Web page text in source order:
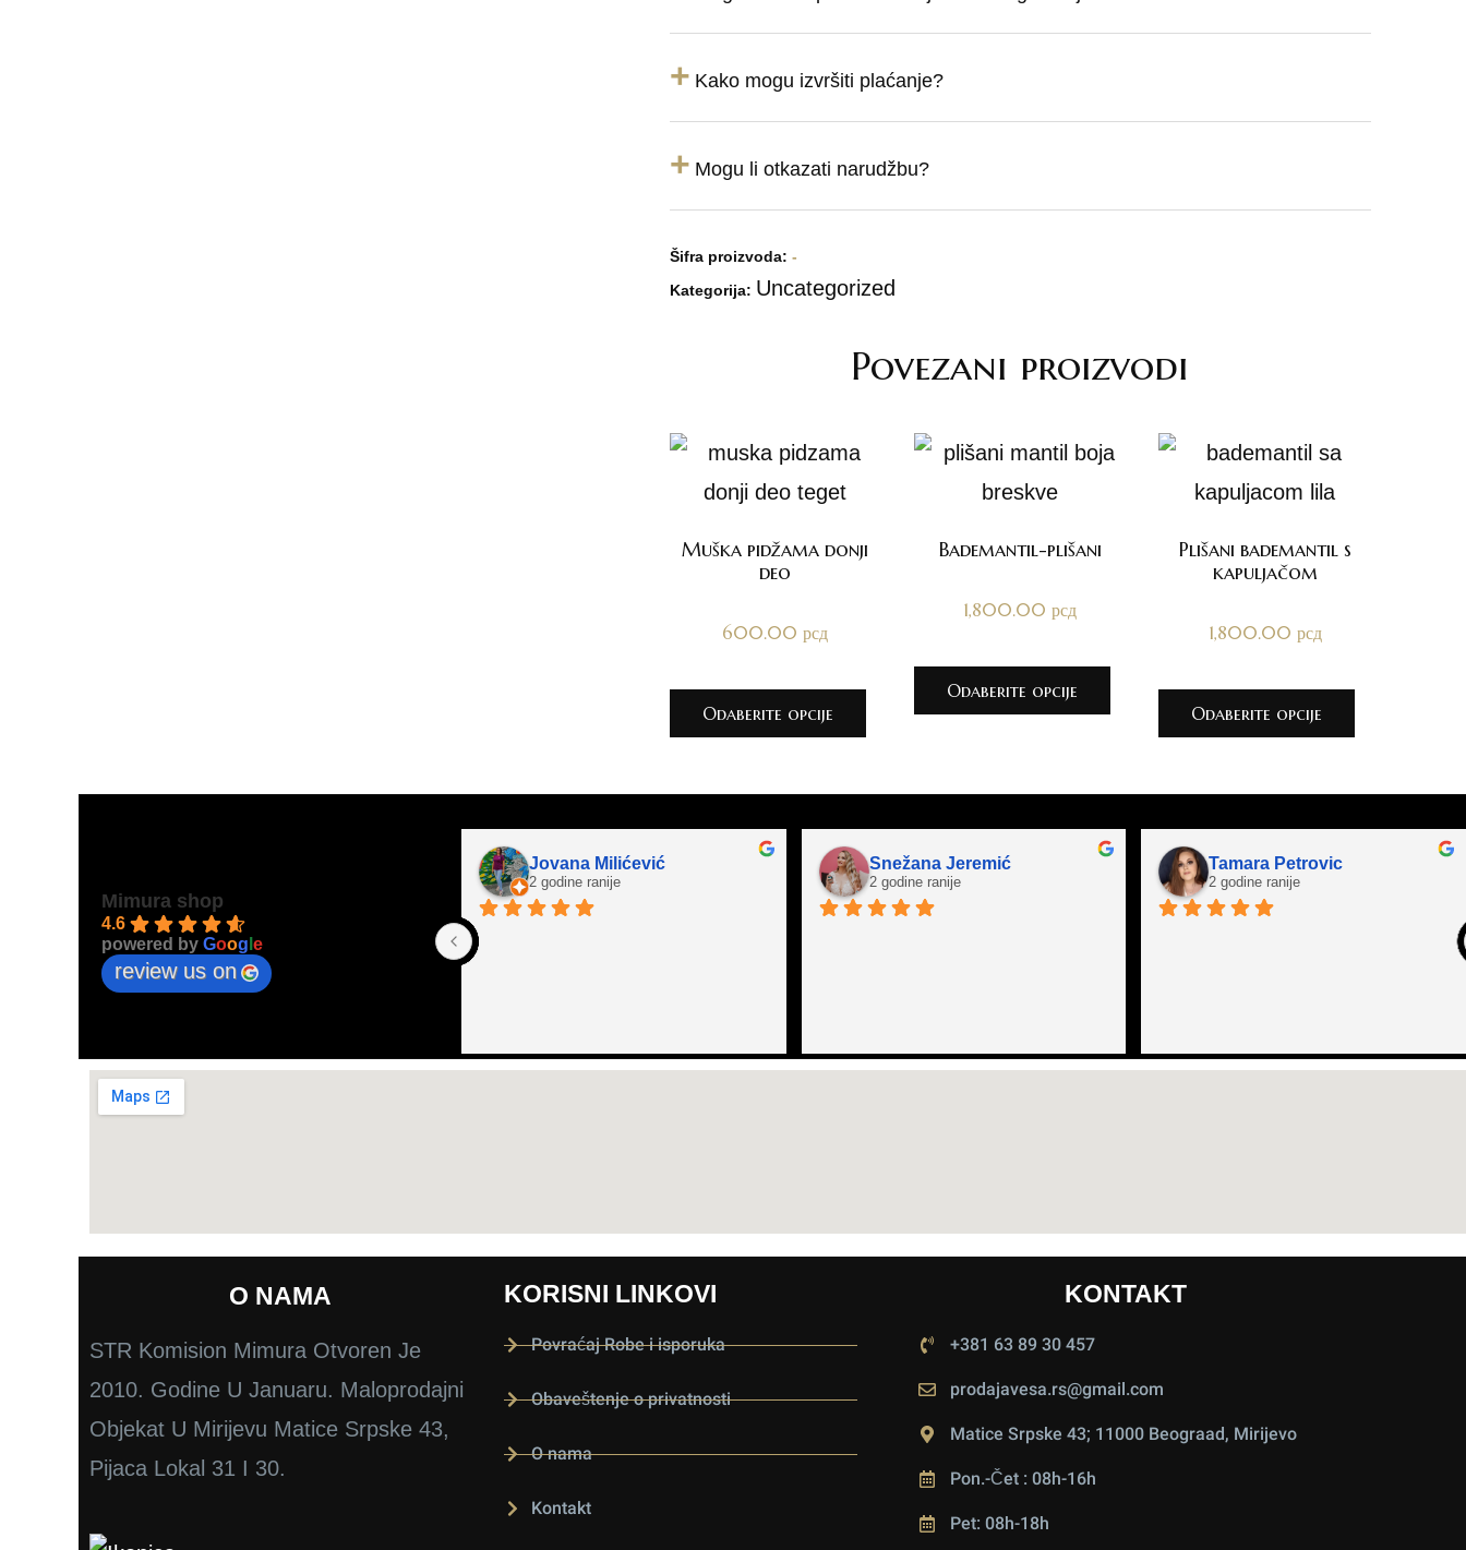
+ Kako mogu izvršiti plaćanje?
+ Mogu li otkazati narudžbu?
Šifra proizvoda: -
Kategorija: Uncategorized
Povezani proizvodi
Muška pidžama donji
deo
600.00рсд
Odaberite opcije
Bademantil-plišani
1,800.00рсд
Odaberite opcije
Plišani bademantil s
kapuljačom
1,800.00 рсд
Odaberite opcije
Mimura shop
4.6
powered by Goog e
review us on
Jovana Milićević
2 godine ranije
Snežana Jeremić
2 godine ranije
Tamara Petrovic
2 godine ranije
O NAMA
STR Komision Mimura Otvoren Je
2010. Godine U Januaru. Maloprodajni
Objekat U Mirijevu Matice Srpske 43,
Pijaca Lokal 31 I 30.
KORISNI LINKOVI
Povraćaj Robe i isporuka
Obaveštenje o privatnosti
O nama
Kontakt
KONTAKT
+381 63 89 30 457
prodajavesa.rs@gmail.com
Matice Srpske 43; 11000 Beograad, Mirijevo
Pon.-Čet : 08h-16h
Pet: 08h-18h